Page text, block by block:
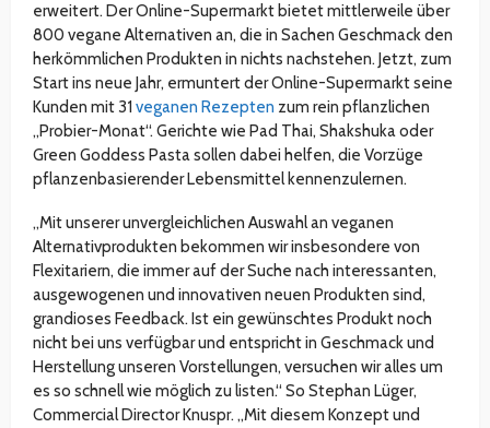
erweitert. Der Online-Supermarkt bietet mittlerweile über
800 vegane Alternativen an, die in Sachen Geschmack den
herkömmlichen Produkten in nichts nachstehen. Jetzt, zum
Start ins neue Jahr, ermuntert der Online-Supermarkt seine
Kunden mit 31 veganen Rezepten zum rein pflanzlichen
„Probier-Monat“. Gerichte wie Pad Thai, Shakshuka oder
Green Goddess Pasta sollen dabei helfen, die Vorzüge
pflanzenbasierender Lebensmittel kennenzulernen.
„Mit unserer unvergleichlichen Auswahl an veganen
Alternativprodukten bekommen wir insbesondere von
Flexitariern, die immer auf der Suche nach interessanten,
ausgewogenen und innovativen neuen Produkten sind,
grandioses Feedback. Ist ein gewünschtes Produkt noch
nicht bei uns verfügbar und entspricht in Geschmack und
Herstellung unseren Vorstellungen, versuchen wir alles um
es so schnell wie möglich zu listen.“ So Stephan Lüger,
Commercial Director Knuspr. „Mit diesem Konzept und